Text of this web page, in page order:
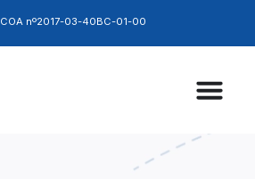
COA nº2017-03-40BC-01-00